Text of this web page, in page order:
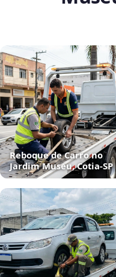
Reboque de Carro no
Jardim Museu, Cotia‑SP